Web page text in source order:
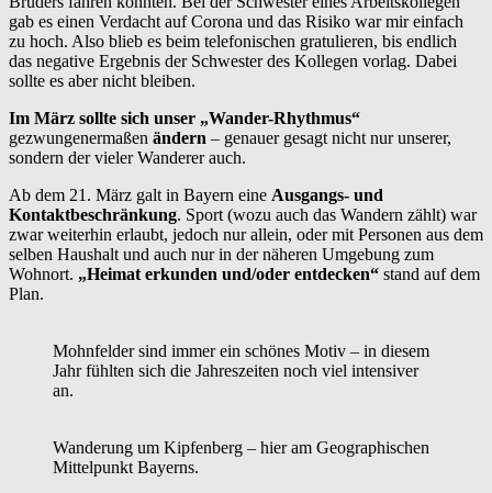
gab es einen Verdacht auf Corona und das Risiko war mir einfach
zu hoch. Also blieb es beim telefonischen gratulieren, bis endlich
das negative Ergebnis der Schwester des Kollegen vorlag. Dabei
sollte es aber nicht bleiben.
Im März sollte sich unser „Wander-Rhythmus“
gezwungenermaßen ändern – genauer gesagt nicht nur unserer,
sondern der vieler Wanderer auch.
Ab dem 21. März galt in Bayern eine Ausgangs- und
Kontaktbeschränkung. Sport (wozu auch das Wandern zählt) war
zwar weiterhin erlaubt, jedoch nur allein, oder mit Personen aus dem
selben Haushalt und auch nur in der näheren Umgebung zum
Wohnort. „Heimat erkunden und/oder entdecken“ stand auf dem
Plan.
Mohnfelder sind immer ein schönes Motiv – in diesem
Jahr fühlten sich die Jahreszeiten noch viel intensiver
an.
Wanderung um Kipfenberg – hier am Geographischen
Mittelpunkt Bayerns.